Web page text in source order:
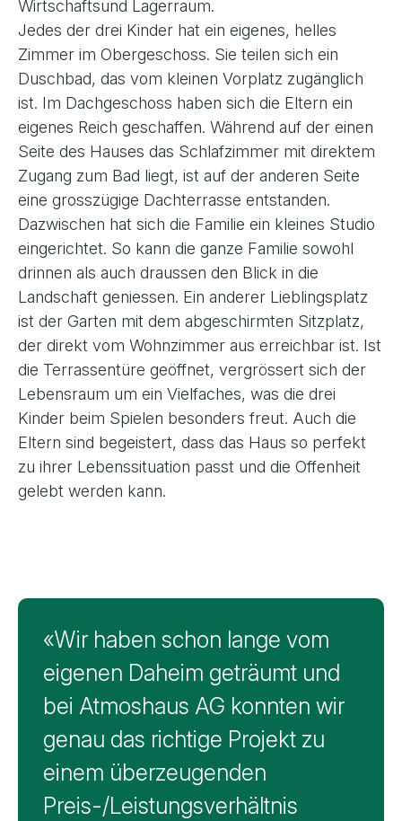
Wirtschaftsund Lagerraum.
Jedes der drei Kinder hat ein eigenes, helles
Zimmer im Obergeschoss. Sie teilen sich ein
Duschbad, das vom kleinen Vorplatz zugänglich
ist. Im Dachgeschoss haben sich die Eltern ein
eigenes Reich geschaffen. Während auf der einen
Seite des Hauses das Schlafzimmer mit direktem
Zugang zum Bad liegt, ist auf der anderen Seite
eine grosszügige Dachterrasse entstanden.
Dazwischen hat sich die Familie ein kleines Studio
eingerichtet. So kann die ganze Familie sowohl
drinnen als auch draussen den Blick in die
Landschaft geniessen. Ein anderer Lieblingsplatz
ist der Garten mit dem abgeschirmten Sitzplatz,
der direkt vom Wohnzimmer aus erreichbar ist. Ist
die Terrassentüre geöffnet, vergrössert sich der
Lebensraum um ein Vielfaches, was die drei
Kinder beim Spielen besonders freut. Auch die
Eltern sind begeistert, dass das Haus so perfekt
zu ihrer Lebenssituation passt und die Offenheit
gelebt werden kann.
Feedback von F. & S., Bottenwil
«Wir haben schon lange vom
eigenen Daheim geträumt und
bei Atmoshaus AG konnten wir
genau das richtige Projekt zu
einem überzeugenden
Preis-/Leistungsverhältnis